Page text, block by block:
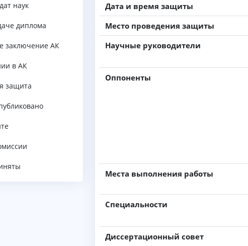
наук
диплома
заключение АК
в АК
защита
Дата и время защиты
Место проведения защиты
Научные руководители
Оппоненты
Места выполнения работы
Специальности
Диссертационный совет